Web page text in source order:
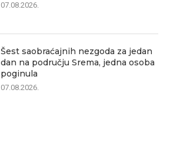
07.08.2026.
Šest saobraćajnih nezgoda za jedan
dan na području Srema, jedna osoba
poginula
07.08.2026.